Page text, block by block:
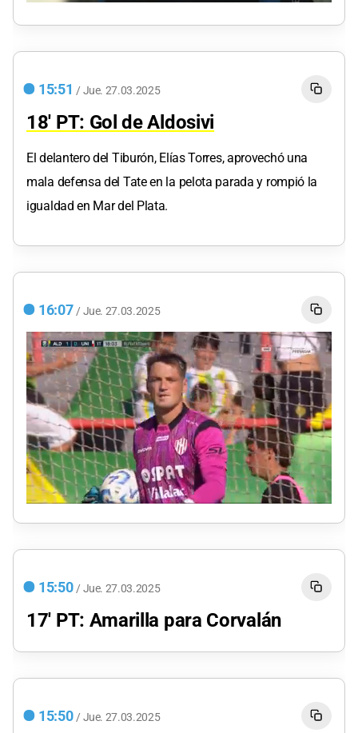
15:51 / Jue. 27.03.2025
18' PT: Gol de Aldosivi
El delantero del Tiburón, Elías Torres, aprovechó una
mala defensa del Tate en la pelota parada y rompió la
igualdad en Mar del Plata.
16:07 / Jue. 27.03.2025
seconds
1
seconds
15:50 / Jue. 27.03.2025
17' PT: Amarilla para Corvalán
15:50 / Jue. 27.03.2025